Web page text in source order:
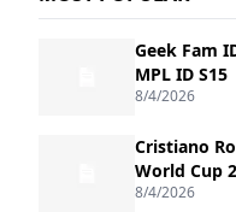
Geek Fam
MPL ID S15
8/4/2026
Cristiano
World Cup
8/4/2026